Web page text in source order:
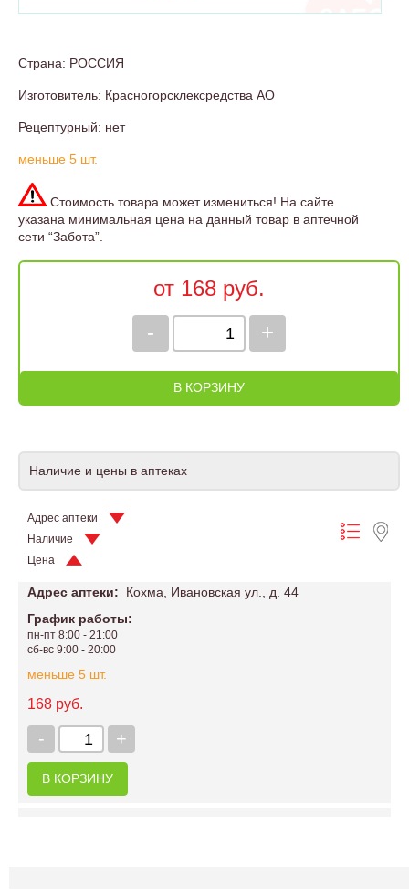
Страна: РОССИЯ
Изготовитель: Красногорсклексредства АО
Рецептурный: нет
меньше 5 шт.
Стоимость товара может измениться! На сайте
указана минимальная цена на данный товар в аптечной
сети “Забота”.
от 168 руб.
+
-
В КОРЗИНУ
Наличие и цены в аптеках
Адрес аптеки
Наличие
Цена
Адрес аптеки:
Кохма, Ивановская ул., д. 44
График работы:
пн-пт 8:00 - 21:00
сб-вс 9:00 - 20:00
меньше 5 шт.
168 руб.
+
-
В КОРЗИНУ